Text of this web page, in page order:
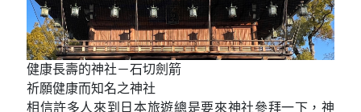
三大神社，全國分布多達3000處分社。屹立在原始森
林中的《春日大社》幅員遼濶，遍植長綠樹木，是聯
合國認定的世界文化遺產。
丹後伊根舟屋灣遊船